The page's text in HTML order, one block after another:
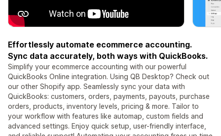
Effortlessly automate ecommerce accounting.
Sync data accurately, both ways with QuickBooks.
Simplify your ecommerce accounting with our powerful
QuickBooks Online integration. Using QB Desktop? Check out
our other Shopify app. Seamlessly sync your data with
QuickBooks: customers, orders, payments, payouts, purchase
orders, products, inventory levels, pricing & more. Tailor to
your workflow with features like automap, custom fields and
advanced settings. Enjoy quick setup, user-friendly interface,